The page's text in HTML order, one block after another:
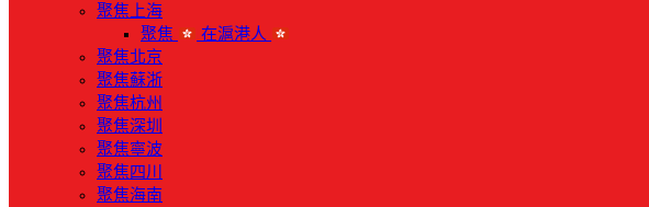
聚焦上海
聚焦
在滬港人
聚焦北京
聚焦蘇浙
聚焦杭州
聚焦深圳
聚焦寧波
聚焦四川
聚焦海南